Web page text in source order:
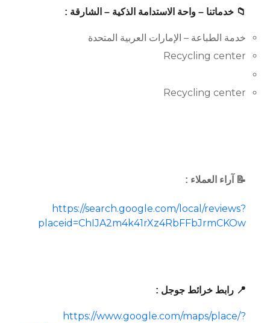
📁 خدماتنا – واحة الاستدامة الذكية – الشارقة :
خدمة الطباعة – الإمارات العربية المتحدة
Recycling center
Recycling center
📝 آراء العملاء :
https://search.google.com/local/reviews?
placeid=ChIJA2m4k41rXz4RbFFbJrmCKOw
📍 رابط خرائط جوجل :
https://www.google.com/maps/place/?